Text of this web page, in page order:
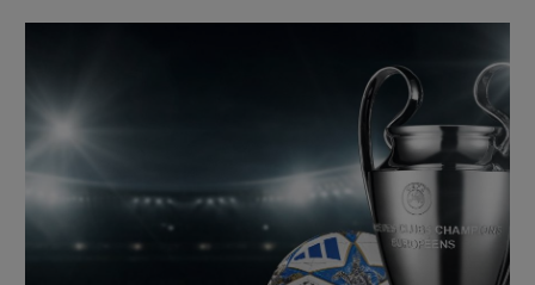
스피릿 오브 빅
에센셜 토프
익스클루시브 서비스